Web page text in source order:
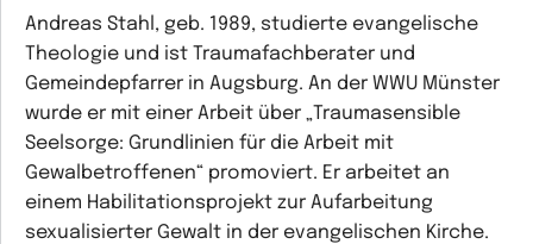
Andreas Stahl, geb. 1989, studierte evangelische
Theologie und ist Traumafachberater und
Gemeindepfarrer in Augsburg. An der WWU Münster
wurde er mit einer Arbeit über „Traumasensible
Seelsorge: Grundlinien für die Arbeit mit
Gewalbetroffenen“ promoviert. Er arbeitet an
einem Habilitationsprojekt zur Aufarbeitung
sexualisierter Gewalt in der evangelischen Kirche.